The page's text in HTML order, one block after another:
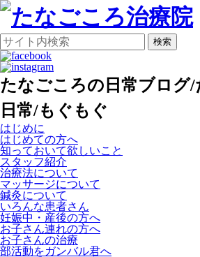
検索
たなごころの日常ブログ
日常/もぐもぐ
はじめに
はじめての方へ
知っておいて欲しいこと
スタッフ紹介
治療法について
マッサージについて
鍼灸について
いろんな患者さん
妊娠中・産後の方へ
お子さん連れの方へ
お子さんの治療
部活動をガンバル君へ